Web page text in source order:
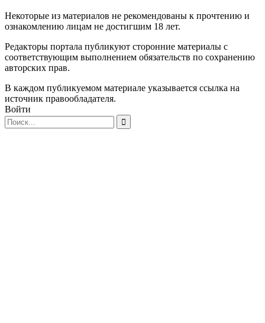
Некоторые из материалов не рекомендованы к прочтению и
ознакомлению лицам не достигшим 18 лет.
Редакторы портала публикуют сторонние материалы с
соответствующим выполнением обязательств по сохранению
авторских прав.
В каждом публикуемом материале указывается ссылка на
источник правообладателя.
Войти